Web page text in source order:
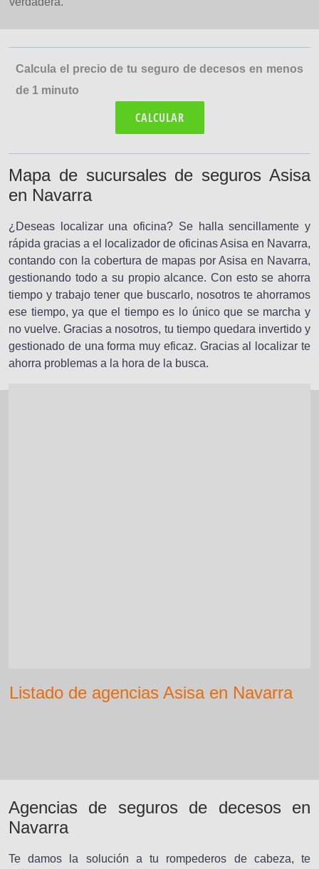
Calcula el precio de tu seguro de decesos en menos
de 1 minuto
CALCULAR
Mapa de sucursales de seguros Asisa
en Navarra
¿Deseas localizar una oficina? Se halla sencillamente y
rápida gracias a el localizador de oficinas Asisa en Navarra,
contando con la cobertura de mapas por Asisa en Navarra,
gestionando todo a su propio alcance. Con esto se ahorra
tiempo y trabajo tener que buscarlo, nosotros te ahorramos
ese tiempo, ya que el tiempo es lo único que se marcha y
no vuelve. Gracias a nosotros, tu tiempo quedara invertido y
gestionado de una forma muy eficaz. Gracias al localizar te
ahorra problemas a la hora de la busca.
Listado de agencias Asisa en Navarra
Agencias de seguros de decesos en
Navarra
Te damos la solución a tu rompederos de cabeza, te